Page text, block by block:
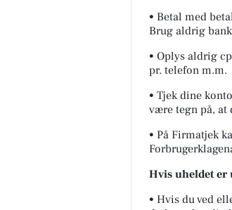
• Betal med
Brug aldrig
• Oplys aldrig
pr. telefon m.m.
• Tjek dine
være tegn på, at
• På Firmatjek
Hvis uheldet er
• Hvis du ved